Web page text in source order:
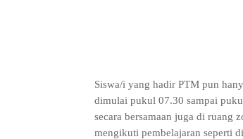
Siswa/i yang hadir PTM pun
dimulai pukul 07.30 sampai
secara bersamaan juga di ruang
mengikuti pembelajaran seperti